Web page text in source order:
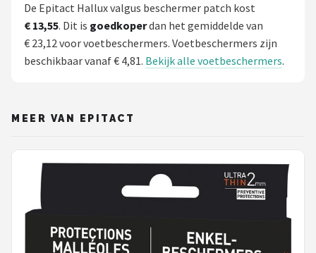
De Epitact Hallux valgus beschermer patch kost
€ 13,55. Dit is goedkoperdan het gemiddelde van
€ 23,12 voor voetbeschermers. Voetbeschermers zijn
beschikbaar vanaf € 4,81. Bekijk alle voetbeschermers.
MEER VAN EPITACT